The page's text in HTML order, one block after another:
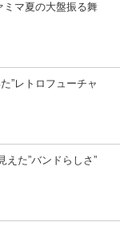
ミマ夏の大盤振る舞
”レトロフューチャ
えた”バンドらしさ”